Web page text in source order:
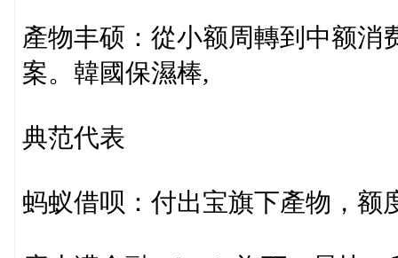
產物丰硕：從小额周轉到中额消
案。韓國保濕棒,
典范代表
蚂蚁借呗：付出宝旗下產物，额